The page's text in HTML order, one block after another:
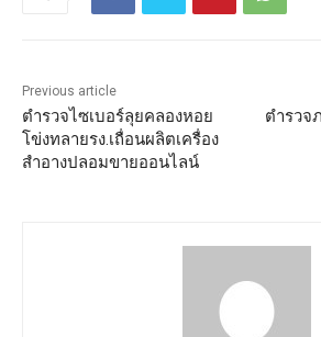
Previous article
ตำรวจไซเบอร์ลุยคลองหอย
โข่งทลายรง.เถื่อนผลิตเครื่อง
สำอางปลอมขายออนไลน์
ตำรวจ